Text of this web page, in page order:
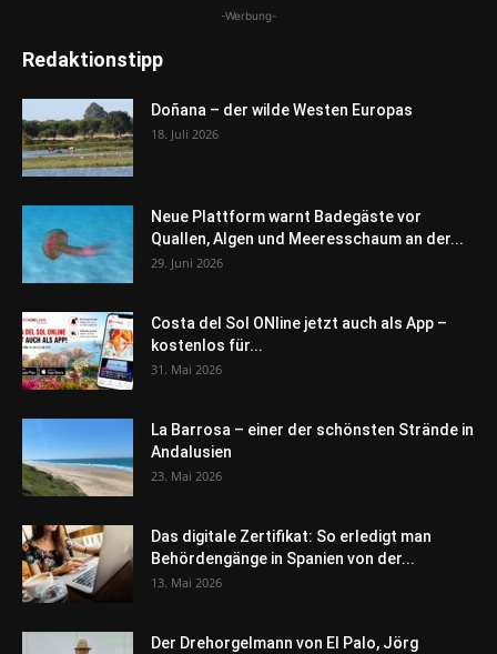
-Werbung-
Redaktionstipp
Doñana – der wilde Westen Europas
18. Juli 2026
Neue Plattform warnt Badegäste vor
Quallen, Algen und Meeresschaum an der...
29. Juni 2026
Costa del Sol ONline jetzt auch als App –
kostenlos für...
31. Mai 2026
La Barrosa – einer der schönsten Strände in
Andalusien
23. Mai 2026
Das digitale Zertifikat: So erledigt man
Behördengänge in Spanien von der...
13. Mai 2026
Der Drehorgelmann von El Palo, Jörg